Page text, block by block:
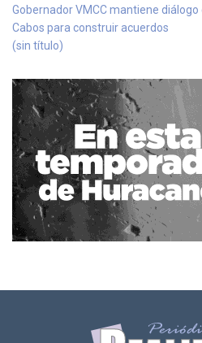
Gobernador VMCC mantiene
Cabos para construir acuerdos
(sin título)